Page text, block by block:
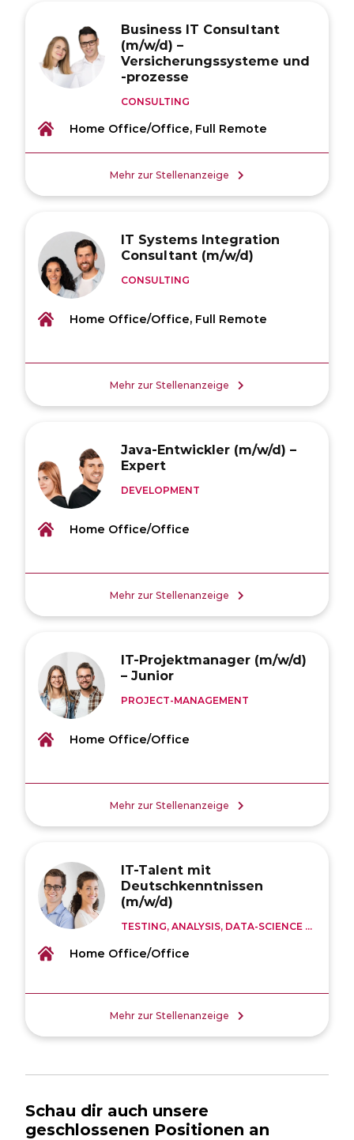
Business IT Consultant
(m/w/d) –
Versicherungssysteme und
-prozesse
CONSULTING
Home Office/Office, Full Remote
Mehr zur Stellenanzeige
IT Systems Integration
Consultant (m/w/d)
CONSULTING
Home Office/Office, Full Remote
Mehr zur Stellenanzeige
Java-Entwickler (m/w/d) –
Expert
DEVELOPMENT
Home Office/Office
Mehr zur Stellenanzeige
IT-Projektmanager (m/w/d)
– Junior
PROJECT-MANAGEMENT
Home Office/Office
Mehr zur Stellenanzeige
IT-Talent mit
Deutschkenntnissen
(m/w/d)
TESTING, ANALYSIS, DATA-SCIENCE ...
Home Office/Office
Mehr zur Stellenanzeige
Schau dir auch unsere
geschlossenen Positionen an